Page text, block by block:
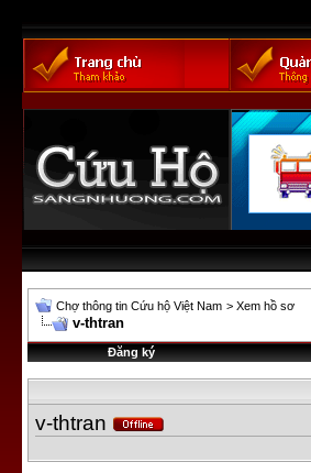
Chợ thông tin Cứu hộ Việt Nam > Xem hồ sơ
v-thtran
Đăng ký
v-thtran